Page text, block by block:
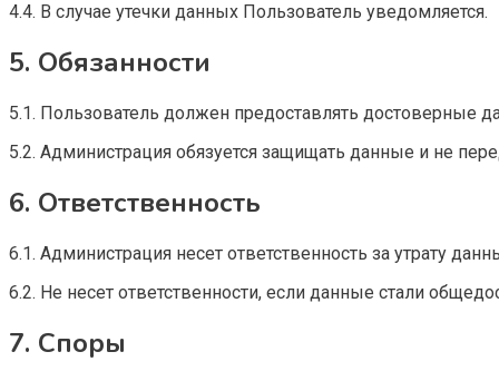
4.4. В случае утечки данных Пользователь уведомляется.
5. Обязанности
5.1. Пользователь должен предоставлять достоверные
5.2. Администрация обязуется защищать данные и не
6. Ответственность
6.1. Администрация несет ответственность за утрату
6.2. Не несет ответственности, если данные стали
7. Споры